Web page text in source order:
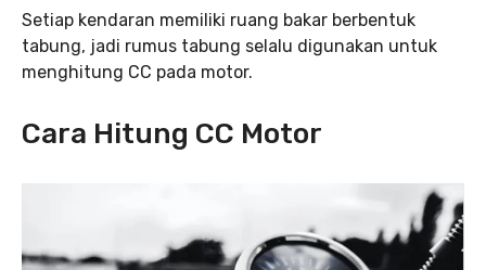
Setiap kendaran memiliki ruang bakar berbentuk
tabung, jadi rumus tabung selalu digunakan untuk
menghitung CC pada motor.
Cara Hitung CC Motor